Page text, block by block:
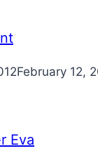
February 12,
Eva